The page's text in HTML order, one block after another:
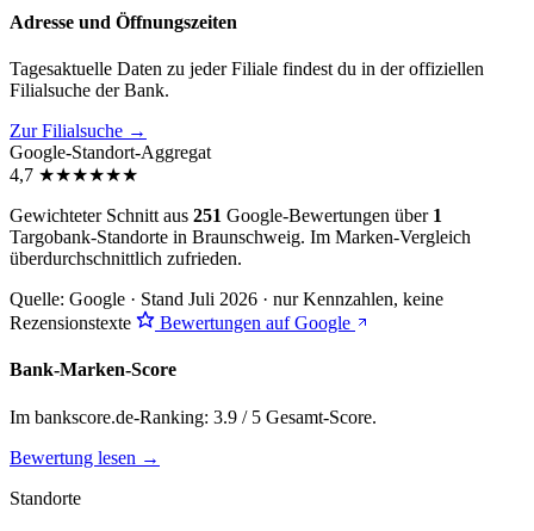
Adresse und Öffnungszeiten
Tagesaktuelle Daten zu jeder Filiale findest du in der offiziellen
Filialsuche der Bank.
Zur Filialsuche →
Google-Standort-Aggregat
4,7 ★★★★★★
Gewichteter Schnitt aus 251 Google-Bewertungen über 1
Targobank-Standorte in Braunschweig. Im Marken-Vergleich
überdurchschnittlich zufrieden.
Quelle: Google · Stand Juli 2026 · nur Kennzahlen, keine
Rezensionstexte
Bewertungen auf Google
Bank-Marken-Score
Im bankscore.de-Ranking: 3.9 / 5 Gesamt-Score.
Bewertung lesen →
Standorte